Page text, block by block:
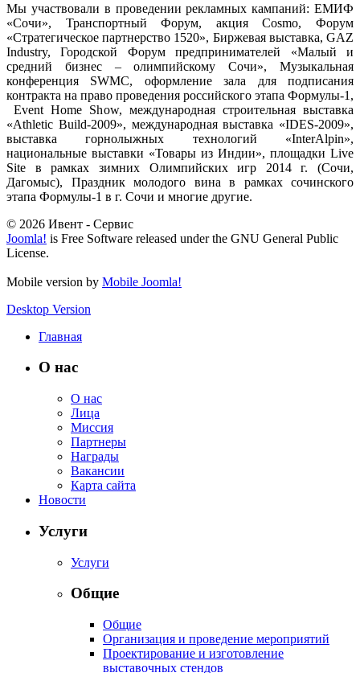
Мы участвовали в проведении рекламных кампаний: ЕМИФ
«Сочи», Транспортный Форум, акция Cosmo, Форум
«Стратегическое партнерство 1520», Биржевая выставка, GAZ
Industry, Городской Форум предпринимателей «Малый и
средний бизнес – олимпийскому Сочи», Музыкальная
конференция SWMC, оформление зала для подписания
контракта на право проведения российского этапа Формулы-1,
Event Home Show, международная строительная выставка
«Athletic Build-2009», международная выставка «IDES-2009»,
выставка горнолыжных технологий «InterAlpin»,
национальные выставки «Товары из Индии», площадки Live
Site в рамках зимних Олимпийских игр 2014 г. (Сочи,
Дагомыс), Праздник молодого вина в рамках сочинского
этапа Формулы-1 в г. Сочи и многие другие.
© 2026 Ивент - Сервис
Joomla! is Free Software released under the GNU General Public
License.
Mobile version by Mobile Joomla!
Desktop Version
Главная
О нас
О нас
Лица
Миссия
Партнеры
Награды
Вакансии
Карта сайта
Новости
Услуги
Услуги
Общие
Общие
Организация и проведение мероприятий
Проектирование и изготовление
выставочных стендов